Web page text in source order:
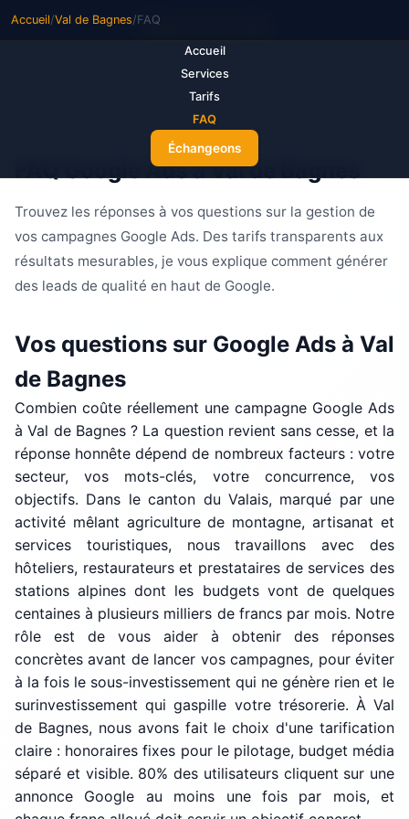
Make Your Ads
Accueil
Services
Tarifs
FAQ
Échangeons
Accueil/Val de Bagnes/FAQ
FAQ Google Ads à Val de Bagnes
Trouvez les réponses à vos questions sur la gestion de
vos campagnes Google Ads. Des tarifs transparents aux
résultats mesurables, je vous explique comment générer
des leads de qualité en haut de Google.
Vos questions sur Google Ads à Val
de Bagnes
Combien coûte réellement une campagne Google Ads
à Val de Bagnes ? La question revient sans cesse, et la
réponse honnête dépend de nombreux facteurs : votre
secteur, vos mots-clés, votre concurrence, vos
objectifs. Dans le canton du Valais, marqué par une
activité mêlant agriculture de montagne, artisanat et
services touristiques, nous travaillons avec des
hôteliers, restaurateurs et prestataires de services des
stations alpines dont les budgets vont de quelques
centaines à plusieurs milliers de francs par mois. Notre
rôle est de vous aider à obtenir des réponses
concrètes avant de lancer vos campagnes, pour éviter
à la fois le sous-investissement qui ne génère rien et le
surinvestissement qui gaspille votre trésorerie. À Val
de Bagnes, nous avons fait le choix d'une tarification
claire : honoraires fixes pour le pilotage, budget média
séparé et visible. 80% des utilisateurs cliquent sur une
annonce Google au moins une fois par mois, et